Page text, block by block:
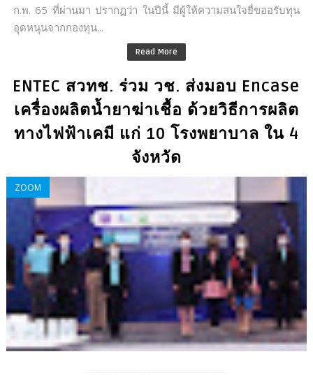
ก.พ. 65 ที่ผ่านมา ปรากฏว่า ในปีนี้ มีผู้ให้ความสนใจยื่ขออรับทุน
อุดหนุนจากกองทุน...
Read More
ENTEC สวทช. ร่วม วช. ส่งมอบ Encase
เครื่องผลิตน้ำยาฆ่าเชื้อ ด้วยวิธีการผลิต
ทางไฟฟ้าเคมี แก่ 10 โรงพยาบาล ใน 4
จังหวัด
ZOOM